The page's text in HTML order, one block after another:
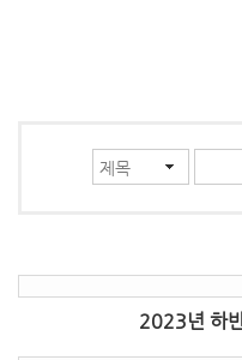
2023년 하